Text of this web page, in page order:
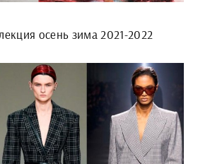
осень зима 2021-2022